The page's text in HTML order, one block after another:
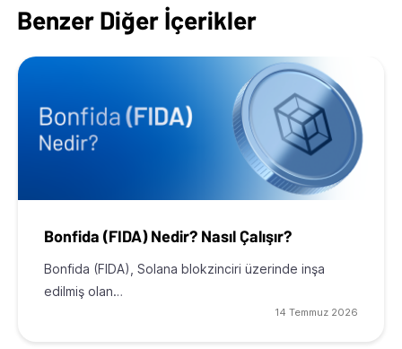
Benzer Diğer İçerikler
Bonfida (FIDA) Nedir? Nasıl Çalışır?
Bonfida (FIDA), Solana blokzinciri üzerinde inşa
edilmiş olan…
14 Temmuz 2026